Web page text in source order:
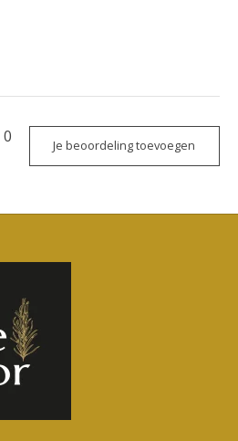
0
Je beoordeling toevoegen